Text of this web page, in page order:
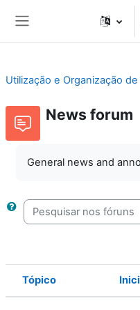
News forum
General news and
Pesquisar nos fóruns
Estado
Tópico